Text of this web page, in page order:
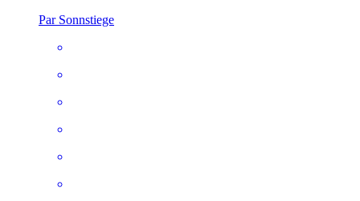
Par Sonnstiege